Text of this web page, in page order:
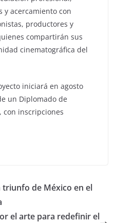
y acercamiento con
productores y
compartirán sus
cinematográfica del
iniciará en agosto
un Diplomado de
con inscripciones
triunfo de México en el
el arte para redefinir el